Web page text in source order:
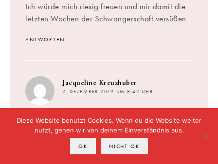
Ich würde mich riesig freuen und mir damit die
letzten Wochen der Schwangerschaft versüßen
ANTWORTEN
Jacqueline Kreuzhuber
2. DEZEMBER 2019 UM 8:42 UHR
Guten Morgen,
ich würd mich sehr über das Set von Josh
Rosebrook freuen um meine Haut optimal zu
pflegen. Danke für das tolle Gewinnspiel:)
Diese Website benutzt Cookies. Wenn du die Website weiter
nutzt, gehen wir von deinem Einverständnis aus.
OK NICHT OK